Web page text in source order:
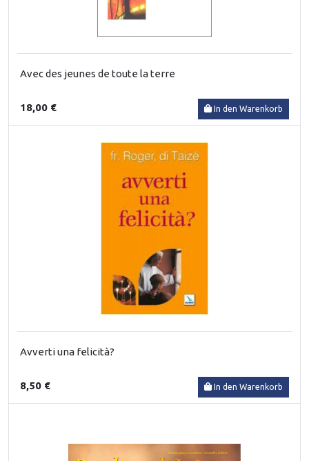
Avec des jeunes de toute la terre
18,00 € In den Warenkorb
Avverti una felicità?
8,50 € In den Warenkorb